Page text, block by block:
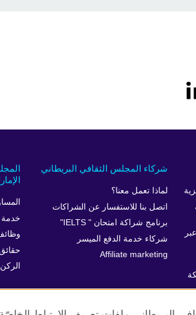
خدمة
شركاء المجلس الثقافي البريطاني
لماذا تعمل معنا؟
اتصل بنا للاستفسار عن الشراكات
برنامج شراكة امتحان " IELTS"
شركاء خدمة الدفع الميسر
Affiliate marketing